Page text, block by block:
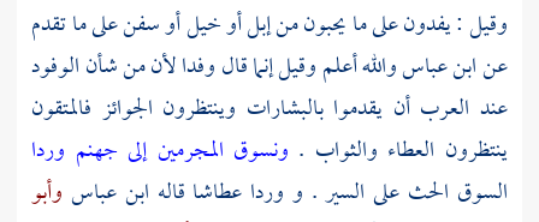
وقيل : يفدون على ما يحبون من إبل أو خيل أو سفن على ما تقدم
عنابن عباسوالله أعلم وقيل إنما قال وفدا لأن من شأن الوفود
عند العرب أن يقدموا بالبشارات وينتظرون الجوائز فالمتقون
ينتظرون العطاء والثواب . ونسوق المجرمين إلى جهنم وردا
السوق الحث على السير . و وردا عطاشا قاله ابن عباس وأبو